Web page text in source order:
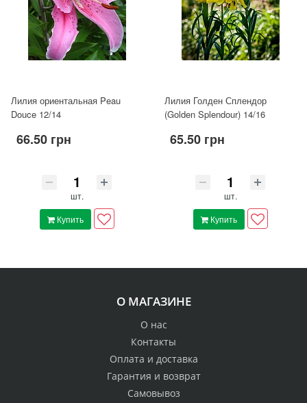
Лилия ориентальная Peau
Douce 12/14
66.50 грн
шт.
Купить
Лилия Голден Сплендор
(Golden Splendour) 14/16
65.50 грн
шт.
Купить
О МАГАЗИНЕ
О нас
Контакты
Оплата и доставка
Гарантия и возврат
Самовывоз